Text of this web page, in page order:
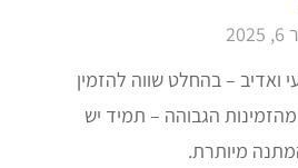
ואדיב – בהחלט שווה להזמין
הגבוהה – תמיד יש
מיותרת.